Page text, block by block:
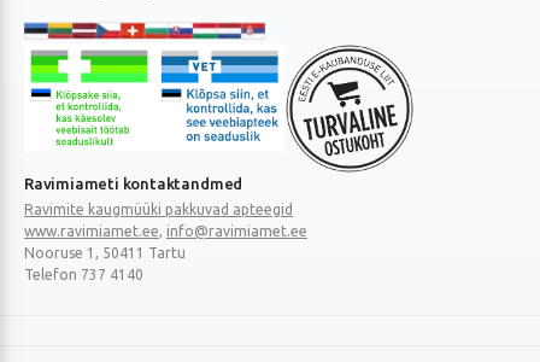
Ravimiameti kontaktandmed
Ravimite kaugmüüki pakkuvad apteegid
www.ravimiamet.ee, info@ravimiamet.ee
Nooruse 1, 50411 Tartu
Telefon 737 4140
õigust
tõendav
logo
õigust
tõendav
logo
ostukoht